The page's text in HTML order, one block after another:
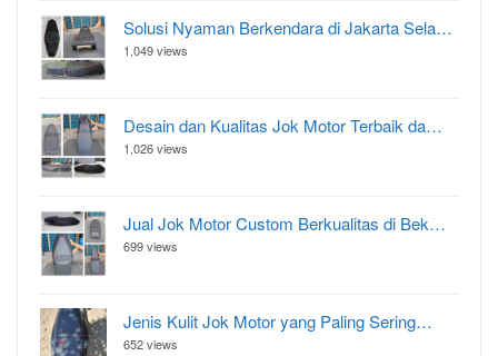
Solusi Nyaman Berkendara di Jakarta Sela…
1,049 views
Desain dan Kualitas Jok Motor Terbaik da…
1,026 views
Jual Jok Motor Custom Berkualitas di Bek…
699 views
Jenis Kulit Jok Motor yang Paling Sering…
652 views